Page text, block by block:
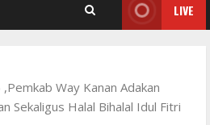
LIVE
Way Kanan Adakan
Sekaligus Halal Bihalal Idul Fitri